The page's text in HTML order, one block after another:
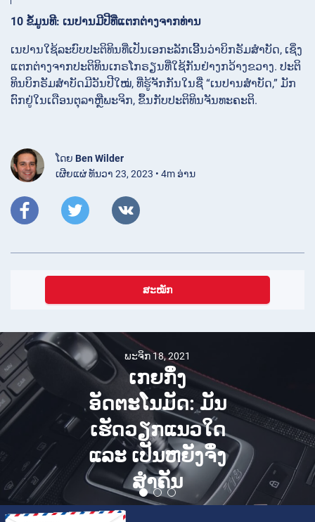
10 ຂໍ້ມູນທີ: ເນປານມີປີທີ່ແຕກຕ່າງຈາກທ່ານ
ເນປານໃຊ້ລະບົບປະຕິທິນທີ່ເປັນເອກະລັກເອີ້ນວ່າບິກຣັມສໍາບັດ, ເຊິ່ງ
ແຕກຕ່າງຈາກປະຕິທິນເກຣໂກຣຽນທີ່ໃຊ້ກັນຢ່າງກວ້າງຂວາງ. ປະຕິ
ທິນບິກຣັມສໍາບັດມີວັນປີໃໝ່, ທີ່ຮູ້ຈັກກັນໃນຊື່ “ເນປານສໍາບັດ,” ມັກ
ຕົກຢູ່ໃນເດືອນຕຸລາຫຼືພະຈິກ, ຂຶ້ນກັບປະຕິທິນຈັນທະຄະຕິ.
ໂດຍ Ben Wilder
ເຜີຍແຜ່ ທັນວາ 23, 2023 • 4m ອ່ານ
ສະໝັກ
ພະຈິກ 18, 2021
ເກຍກຶ່ງ
ອັດຕະໂນມັດ: ມັນ
ເຮັດວຽກແນວໃດ
ແລະ ເປັນຫຍັງຈຶ່ງ
ສຳຄັນ